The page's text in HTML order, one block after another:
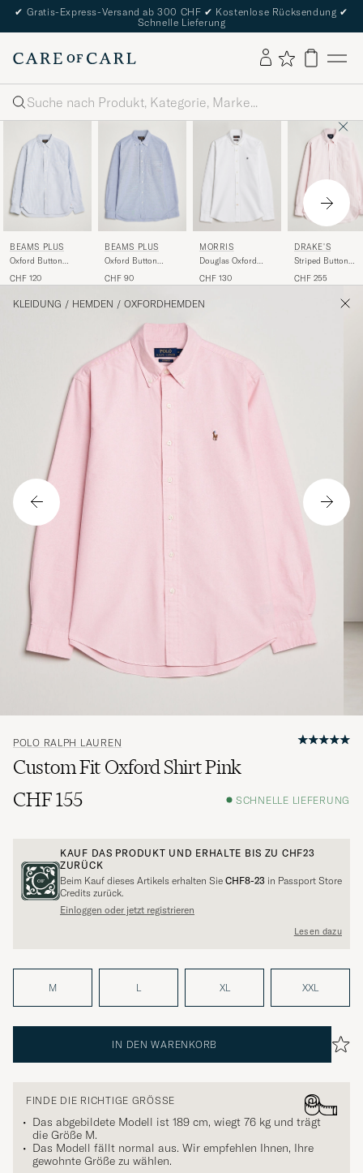
✔ Gratis-Express-Versand ab 300 CHF ✔ Kostenlose Rücksendung ✔
Schnelle Lieferung
Suche
BEAMS PLUS
Oxford Button
Stripe
CHF 120
BEAMS PLUS
Oxford Button
Blue
CHF 90
MORRIS
Douglas Oxford
CHF 130
DRAKE'S
Striped Button
Pink
CHF 255
KLEIDUNG / HEMDEN / OXFORDHEMDEN
POLO RALPH LAUREN
Custom Fit Oxford Shirt Pink
CHF 155
SCHNELLE LIEFERUNG
KAUF DAS PRODUKT UND ERHALTE BIS ZU CHF23
ZURÜCK
Beim Kauf dieses Artikels erhalten Sie CHF8-23 in Passport Store
Credits zurück.
Einloggen oder jetzt registrieren
Lesen dazu
M L XL XXL
IN DEN WARENKORB
FINDE DIE RICHTIGE GRÖSSE
Das abgebildete Modell ist 189 cm, wiegt 76 kg und trägt
die Größe M.
Das Modell fällt normal aus. Wir empfehlen Ihnen, Ihre
gewohnte Größe zu wählen.